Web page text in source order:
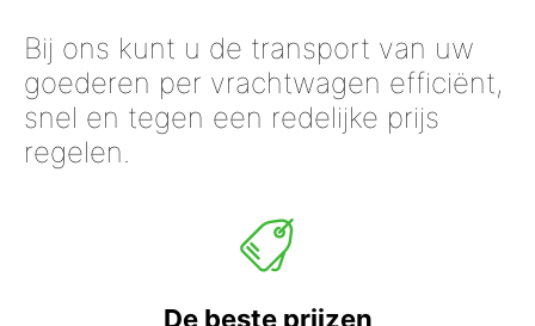
Bij ons kunt u de transport van uw
goederen per vrachtwagen efficiënt,
snel en tegen een redelijke prijs
regelen.
De beste prijzen